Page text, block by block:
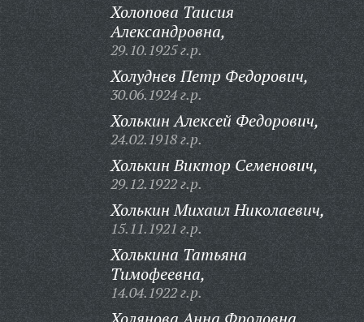
Холопова Таисия
Александровна,
29.10.1925 г.р.
Холуднев Петр Федорович,
30.06.1924 г.р.
Холькин Алексей Федорович,
24.02.1918 г.р.
Холькин Виктор Семенович,
29.12.1922 г.р.
Холькин Михаил Николаевич,
15.11.1921 г.р.
Холькина Татьяна
Тимофеевна,
14.04.1922 г.р.